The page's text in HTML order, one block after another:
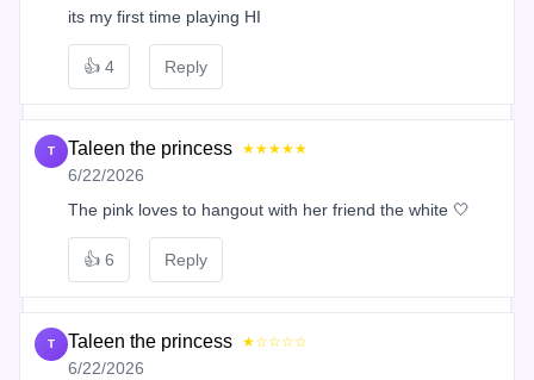
its my first time playing HI
👍 4 Reply
T Taleen the princess ★★★★★
6/22/2026
The pink loves to hangout with her friend the white 🤍
👍 6 Reply
T Taleen the princess ★☆☆☆☆
6/22/2026